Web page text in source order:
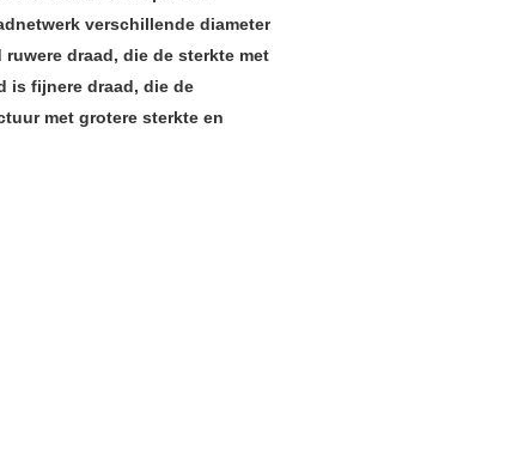
verschillende diameter
draad, die de sterkte met
is fijnere draad, die de
met grotere sterkte en